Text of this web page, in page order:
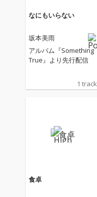
ラスでも参加。 伊藤ゴ
ローのプロデュース曲
えてヴァージニア・ア
ストレイの1986年のヒ
ット曲「Some Small H
ット映画『国宝』の主
映画『もし、これから
生まれるのなら』(監
督：土海明日香)の主題
詩人リフアト・アルア
なにもいらない
坂本美雨
アルバム『Something
True』より先行配信
1 track
食卓